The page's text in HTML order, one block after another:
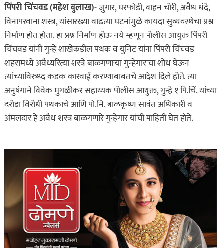
पिंपरी चिंचवड (महेश बुलाख)-जुगार, घरफोडी, वाहन चोरी, अवैध धंदे,
विनापरवाना शस्त्र, यांसारख्या वाढत्या घटनांमुळे कायदा सुव्यवस्थेचा प्रश्न
निर्माण होत होता. हा प्रश्न निर्माण होऊ नये म्हणून पोलीस आयुक्त पिंपरी
चिंचवड यांनी गुन्हे शाखेकडील पथक व युनिट यांना पिंपरी चिंचवड
शहरामध्ये अवैध्यरित्या शस्त्रे बाळगणाऱ्या गुन्हेगाराचा शोध घेऊन
त्यांच्याविरुध्द कडक कारवाई करण्याबाबतचे आदेश दिले होते. त्या
अनुषंगाने विवेक मुगळीकर सहाय्यक पोलीस आयुक्त, गुन्हे १ पि.चिं. यांच्या
दरोडा विरोधी पथकाचे आणि पो.नि. बाळकृष्ण सावंत अधिकारी व
अंमलदार हे अवैध शस्त्र बाळगणारे गुन्हेगार यांची माहिती घेत होते.